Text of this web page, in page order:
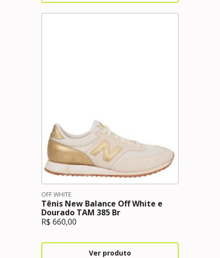
OFF WHITE
Tênis New Balance Off White e
Dourado TAM 385 Br
R$ 660,00
Ver produto